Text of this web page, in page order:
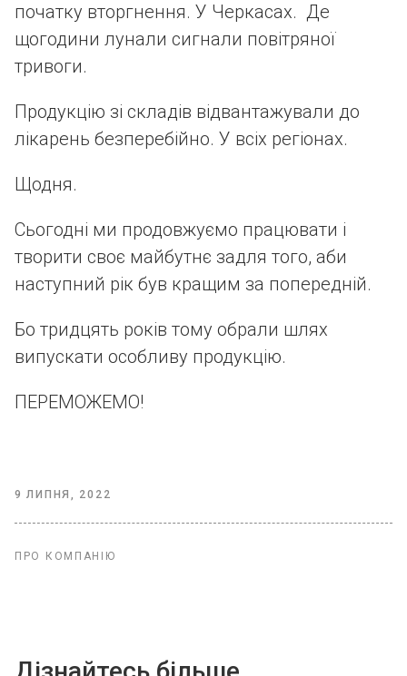
початку вторгнення. У Черкасах. Де
щогодини лунали сигнали повітряної
тривоги.
Продукцію зі складів відвантажували до
лікарень безперебійно. У всіх регіонах.
Щодня.
Сьогодні ми продовжуємо працювати і
творити своє майбутнє задля того, аби
наступний рік був кращим за попередній.
Бо тридцять років тому обрали шлях
випускати особливу продукцію.
ПЕРЕМОЖЕМО!
9 ЛИПНЯ, 2022
ПРО КОМПАНІЮ